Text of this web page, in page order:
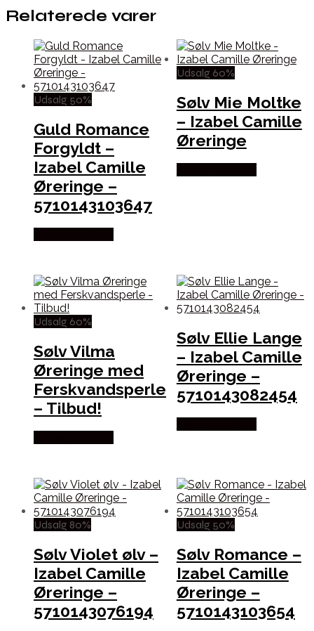
Relaterede varer
Udsalg 50%
Guld Romance
Forgyldt –
Izabel Camille
Øreringe –
5710143103647
Udsalg 60%
Sølv Mie Moltke
– Izabel Camille
Øreringe
Udsalg 60%
Sølv Vilma
Øreringe med
Ferskvandsperle
– Tilbud!
Sølv Ellie Lange
– Izabel Camille
Øreringe –
5710143082454
Udsalg 80%
Sølv Violet ølv –
Izabel Camille
Øreringe –
5710143076194
Udsalg 50%
Sølv Romance –
Izabel Camille
Øreringe –
5710143103654